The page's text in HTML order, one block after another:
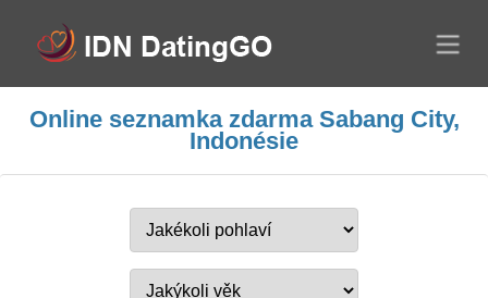
Online seznamka zdarma Sabang City,
Indonésie